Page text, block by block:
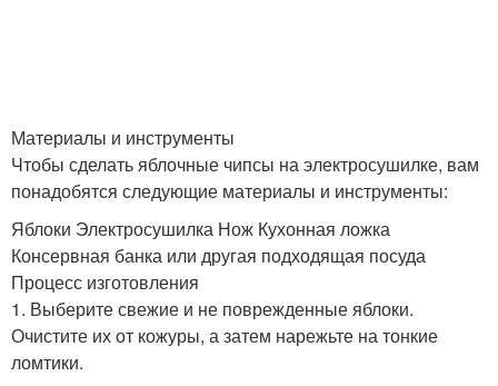
Материалы и инструменты
Чтобы сделать яблочные чипсы на электросушилке, вам
понадобятся следующие материалы и инструменты:
Яблоки Электросушилка Нож Кухонная ложка
Консервная банка или другая подходящая посуда
Процесс изготовления
1. Выберите свежие и не поврежденные яблоки.
Очистите их от кожуры, а затем нарежьте на тонкие
ломтики.